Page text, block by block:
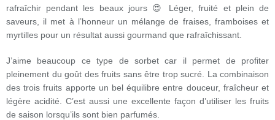
rafraîchir pendant les beaux jours 😍 Léger, fruité et plein de
saveurs, il met à l’honneur un mélange de fraises, framboises et
myrtilles pour un résultat aussi gourmand que rafraîchissant.
J’aime beaucoup ce type de sorbet car il permet de profiter
pleinement du goût des fruits sans être trop sucré. La combinaison
des trois fruits apporte un bel équilibre entre douceur, fraîcheur et
légère acidité. C’est aussi une excellente façon d’utiliser les fruits
de saison lorsqu’ils sont bien parfumés.